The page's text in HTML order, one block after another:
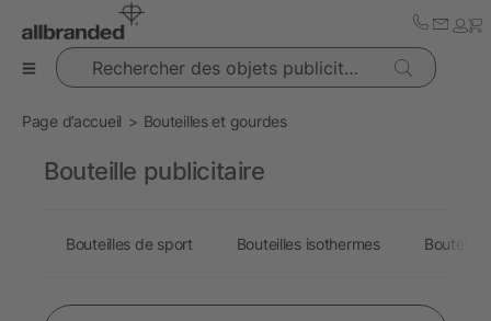
Rechercher des objets publicitaires
Page d’accueil Bouteilles et gourdes
Bouteille publicitaire
Bouteilles de sport Bouteilles isothermes